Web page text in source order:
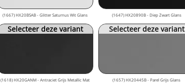
(1667) HX20BSAB - Glitter Saturnus Wit Glans (1647) HX20890B - Diep Zwart Glans
Selecteer deze variant
(1618) HX20GANM - Antraciet Grijs Metallic Mat
Selecteer deze variant
(1657) HX20445B - Parel Grijs Glans